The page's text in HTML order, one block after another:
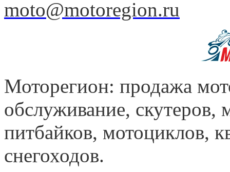
moto@motoregion.ru
Моторегион: продажа
обслуживание, скутеров,
питбайков, мотоциклов,
снегоходов.